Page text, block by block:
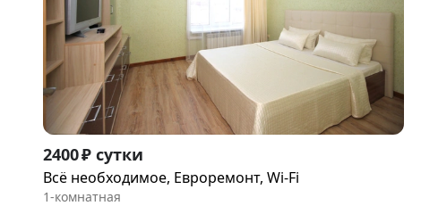
Item
1
of
2400 ₽ сутки
Всё необходимое, Евроремонт, Wi-Fi
1-комнатная